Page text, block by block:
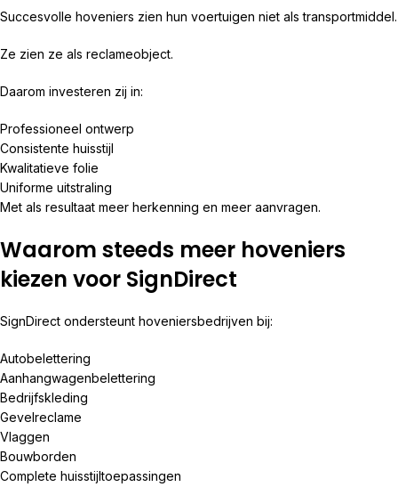
Succesvolle hoveniers zien hun voertuigen niet als transportmiddel.
Ze zien ze als reclameobject.
Daarom investeren zij in:
Professioneel ontwerp
Consistente huisstijl
Kwalitatieve folie
Uniforme uitstraling
Met als resultaat meer herkenning en meer aanvragen.
Waarom steeds meer hoveniers
kiezen voor SignDirect
SignDirect ondersteunt hoveniersbedrijven bij:
Autobelettering
Aanhangwagenbelettering
Bedrijfskleding
Gevelreclame
Vlaggen
Bouwborden
Complete huisstijltoepassingen